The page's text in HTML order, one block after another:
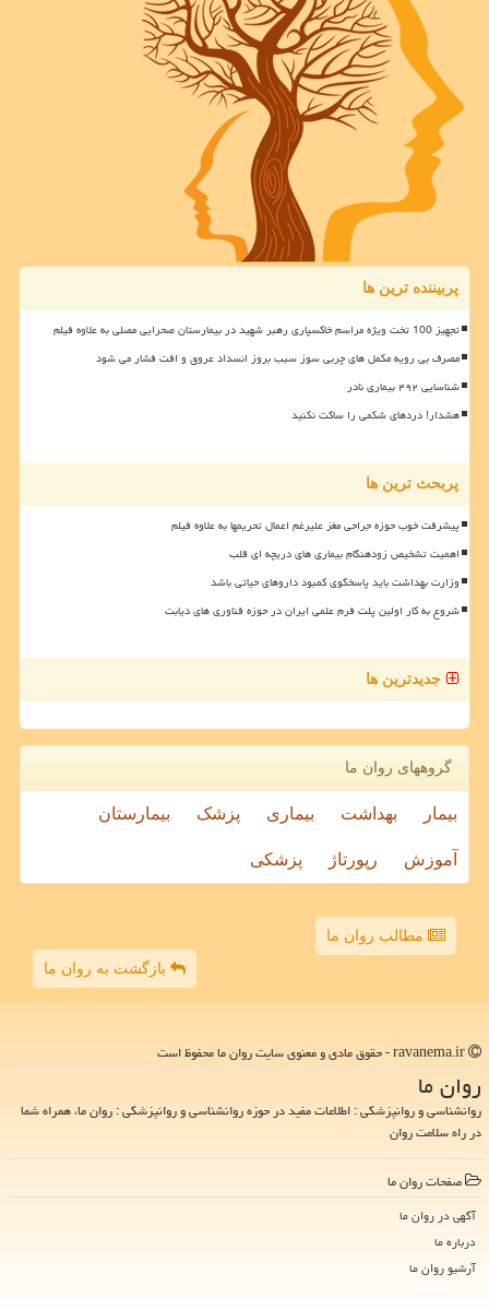
پربیننده ترین ها
تجهیز 100 تخت ویژه مراسم خاکسپاری رهبر شهید در بیمارستان صحرایی مصلی به علاوه فیلم
مصرف بی رویه مکمل های چربی سوز سبب بروز انسداد عروق و افت فشار می شود
شناسایی ۴۹۲ بیماری نادر
هشدار! دردهای شکمی را ساکت نکنید
پربحث ترین ها
پیشرفت خوب حوزه جراحی مغز علیرغم اعمال تحریمها به علاوه فیلم
اهمیت تشخیص زودهنگام بیماری های دریچه ای قلب
وزارت بهداشت باید پاسخگوی کمبود داروهای حیاتی باشد
شروع به کار اولین پلت فرم علمی ایران در حوزه فناوری های دیابت
جدیدترین ها
گروههای روان ما
بیمار بهداشت بیماری پزشک بیمارستان
آموزش رپورتاژ پزشکی
مطالب روان ما
بازگشت به روان ما
روان ما
روانشناسی و روانپزشکی : اطلاعات مفید در حوزه روانشناسی و روانپزشکی : روان ما، همراه شما
در راه سلامت روان
صفحات روان ما
آگهی در روان ما
درباره ما
آرشیو روان ما